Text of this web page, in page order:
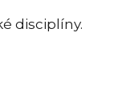
disciplíny.